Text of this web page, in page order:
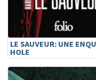
LE SAUVEUR: UNE
HOLE